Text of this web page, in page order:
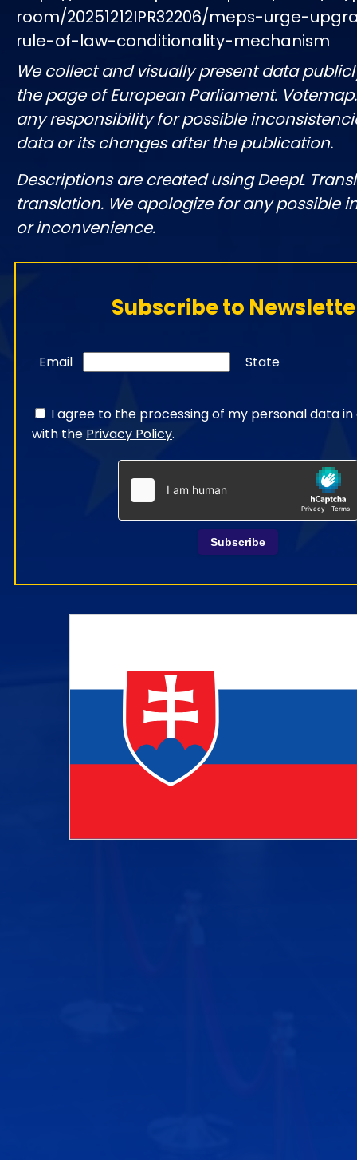
room/20251212IPR32206/meps-urge-
rule-of-law-conditionality-mechanism
We collect and visually present data
the page of European Parliament.
any responsibility for possible
data or its changes after the publication.
Descriptions are created using DeepL
translation. We apologize for any possible
or inconvenience.
Subscribe to
Email State
I agree to the processing of my personal data
with the Privacy Policy.
Subscribe